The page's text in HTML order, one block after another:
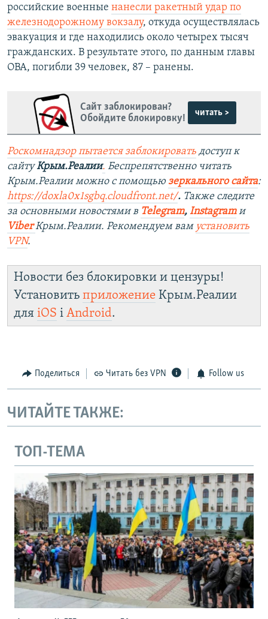
российские военные нанесли ракетный удар по
железнодорожному вокзалу, откуда осуществлялась
эвакуация и где находились около четырех тысяч
гражданских. В результате этого, по данным главы
ОВА, погибли 39 человек, 87 – ранены.
Сайт заблокирован?
Обойдите блокировку!
читать >
Роскомнадзор пытается заблокировать доступ к
сайтуКрым.Реалии. Беспрепятственно читать
Крым.Реалии можно с помощью зеркального сайта:
https://doxla0x1sgbq.cloudfront.net/. Также следите
за основными новостями в Telegram, Instagramи
ViberКрым.Реалии. Рекомендуем вам установить
VPN.
Новости без блокировки и цензуры!
Установить приложение Крым.Реалии
для iOS і Android.
Поделиться Читать без VPN Follow us
ЧИТАЙТЕ ТАКЖЕ:
ТОП-ТЕМА